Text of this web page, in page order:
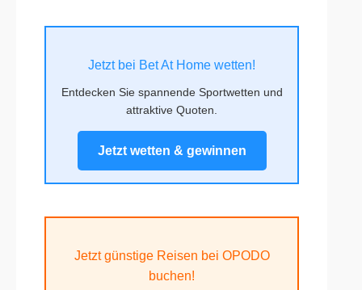
Jetzt bei Bet At Home wetten!
Entdecken Sie spannende Sportwetten und
attraktive Quoten.
Jetzt wetten & gewinnen
Jetzt günstige Reisen bei OPODO
buchen!